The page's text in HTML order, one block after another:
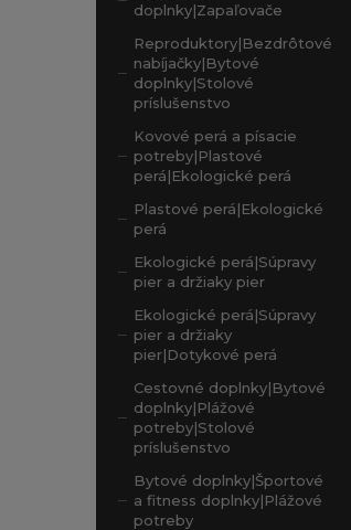
doplnky|Zapaľovače
Reproduktory|Bezdrôtové
nabíjačky|Bytové
doplnky|Stolové
príslušenstvo
Kovové perá a písacie
potreby|Plastové
perá|Ekologické perá
Plastové perá|Ekologické
perá
Ekologické perá|Súpravy
pier a držiaky pier
Ekologické perá|Súpravy
pier a držiaky
pier|Dotykové perá
Cestovné doplnky|Bytové
doplnky|Plážové
potreby|Stolové
príslušenstvo
Bytové doplnky|Športové
a fitness doplnky|Plážové
potreby